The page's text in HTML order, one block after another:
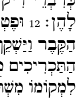
לָהֶן׃12
הַקֶּבֶר
הַתַּכְרִיכִים
לִמְקוֹמוֹ